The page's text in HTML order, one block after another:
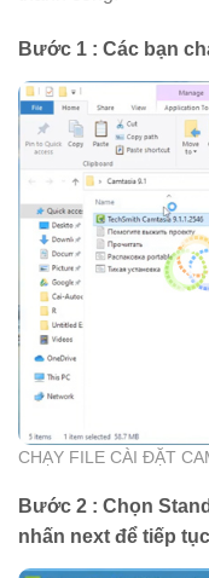
Bước 1 : Các bạn
CHẠY FILE CÀI ĐẶT
Bước 2 : Chọn
nhấn next để tiếp